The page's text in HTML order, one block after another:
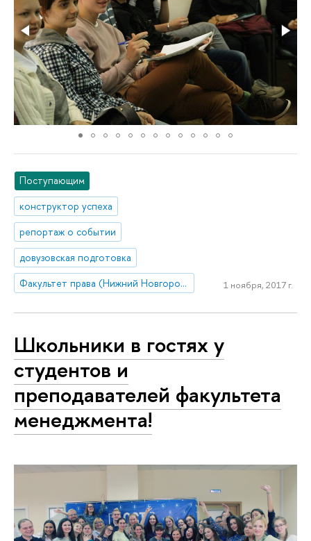
Поступающим
конструктор успеха
репортаж о событии
довузовская подготовка
Факультет права (Нижний Новгород)
1 ноября, 2017 г.
Школьники в гостях у
студентов и
преподавателей факультета
менеджмента!